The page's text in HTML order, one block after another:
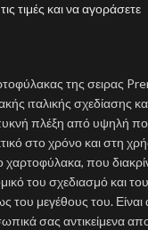
τιμές και να αγοράσετε
της σειρας
ιταλικής σχεδίασης
πλέξη από υψηλή
στο χρόνο και στη
που
του σχεδιασμό και
του μεγέθους του.
σας αντικείμενα